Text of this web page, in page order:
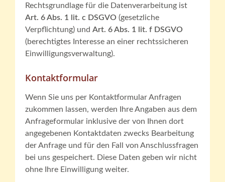
Rechtsgrundlage für die Datenverarbeitung ist
Art. 6 Abs. 1 lit. c DSGVO (gesetzliche
Verpflichtung) und Art. 6 Abs. 1 lit. f DSGVO
(berechtigtes Interesse an einer rechtssicheren
Einwilligungsverwaltung).
Kontaktformular
Wenn Sie uns per Kontaktformular Anfragen
zukommen lassen, werden Ihre Angaben aus dem
Anfrageformular inklusive der von Ihnen dort
angegebenen Kontaktdaten zwecks Bearbeitung
der Anfrage und für den Fall von Anschlussfragen
bei uns gespeichert. Diese Daten geben wir nicht
ohne Ihre Einwilligung weiter.